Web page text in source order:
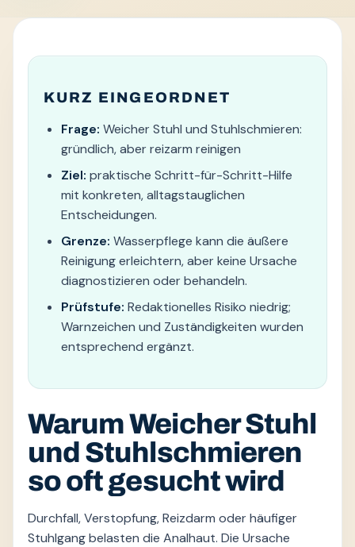
KURZ EINGEORDNET
Frage: Weicher Stuhl und Stuhlschmieren:
gründlich, aber reizarm reinigen
Ziel: praktische Schritt-für-Schritt-Hilfe
mit konkreten, alltagstauglichen
Entscheidungen.
Grenze: Wasserpflege kann die äußere
Reinigung erleichtern, aber keine Ursache
diagnostizieren oder behandeln.
Prüfstufe: Redaktionelles Risiko niedrig;
Warnzeichen und Zuständigkeiten wurden
entsprechend ergänzt.
Warum Weicher Stuhl
und Stuhlschmieren
so oft gesucht wird
Durchfall, Verstopfung, Reizdarm oder häufiger
Stuhlgang belasten die Analhaut. Die Ursache